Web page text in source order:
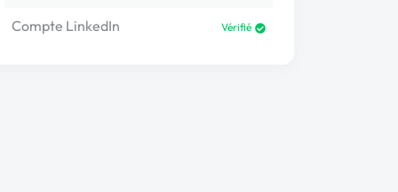
Compte LinkedIn Vérifié